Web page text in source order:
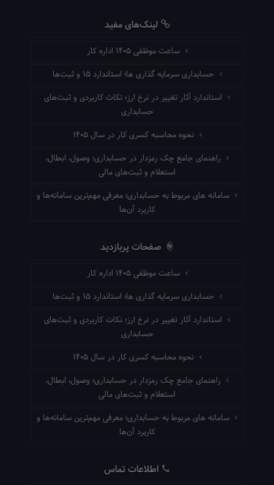
لینک‌های مفید
ساعت موظفی ۱۴۰۵ اداره کار
حسابداری سرمایه گذاری ها؛ استاندارد ۱۵ و ثبت‌ها
استاندارد آثار تغییر در نرخ ارز؛ نکات کاربردی و ثبت‌های
حسابداری
نحوه محاسبه کسری کار در سال ۱۴۰۵
راهنمای جامع چک رمزدار در حسابداری؛ وصول، ابطال،
استعلام و ثبت‌های مالی
سامانه های مربوط به حسابداری؛ معرفی مهم‌ترین سامانه‌ها و
کاربرد آن‌ها
صفحات پربازدید
ساعت موظفی ۱۴۰۵ اداره کار
حسابداری سرمایه گذاری ها؛ استاندارد ۱۵ و ثبت‌ها
استاندارد آثار تغییر در نرخ ارز؛ نکات کاربردی و ثبت‌های
حسابداری
نحوه محاسبه کسری کار در سال ۱۴۰۵
راهنمای جامع چک رمزدار در حسابداری؛ وصول، ابطال،
استعلام و ثبت‌های مالی
سامانه های مربوط به حسابداری؛ معرفی مهم‌ترین سامانه‌ها و
کاربرد آن‌ها
اطلاعات تماس